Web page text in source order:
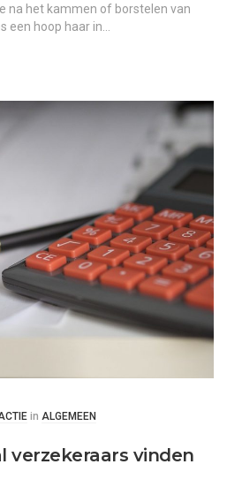
na het kammen of borstelen van
een hoop haar in…
Posted
in ALGEMEEN
verzekeraars vinden